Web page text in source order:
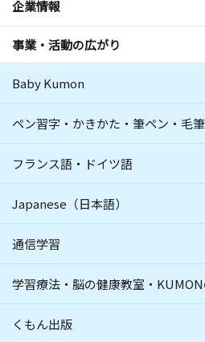
企業情報
事業・活動の広がり
Baby Kumon
ペン習字・かきかた・筆ペン・毛筆
フランス語・ドイツ語
Japanese（日本語）
通信学習
学習療法・脳の健康教室・
くもん出版